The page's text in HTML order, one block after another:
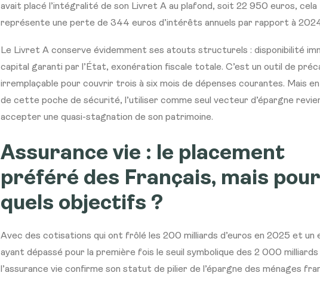
avait placé l’intégralité de son Livret A au plafond, soit 22 950 euros, cela
représente une perte de 344 euros d’intérêts annuels par rapport à
Le Livret A conserve évidemment ses atouts structurels : disponibilité
capital garanti par l’État, exonération fiscale totale. C’est un outil de
irremplaçable pour couvrir trois à six mois de dépenses courantes. Mais
de cette poche de sécurité, l’utiliser comme seul vecteur d’épargne
accepter une quasi-stagnation de son patrimoine.
Assurance vie : le placement
préféré des Français, mais pour
quels objectifs ?
Avec des cotisations qui ont frôlé les 200 milliards d’euros en 2025 et un
ayant dépassé pour la première fois le seuil symbolique des 2 000 milliards
l’assurance vie confirme son statut de pilier de l’épargne des ménages